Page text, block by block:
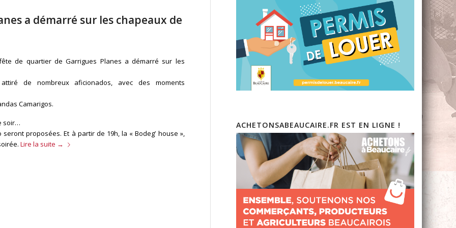
a démarré sur les chapeaux de
de quartier de Garrigues Planes a démarré sur les
de nombreux aficionados, avec des moments
Camarigos.
soir…
proposées. Et à partir de 19h, la « Bodeg’ house »,
Lire la suite →
ACHETONSABEAUCAIRE.FR EST EN LIGNE !